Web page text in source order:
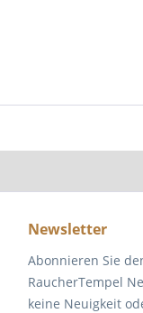
Newsletter
Abonnieren Sie
RaucherTempel
keine Neuigkeit